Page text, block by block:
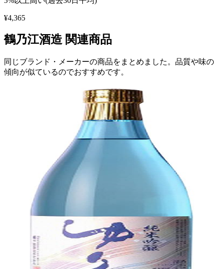
¥4,365
鶴乃江酒造関連商品
同じブランド・メーカーの商品をまとめました。品質や味の
傾向が似ているのでおすすめです。